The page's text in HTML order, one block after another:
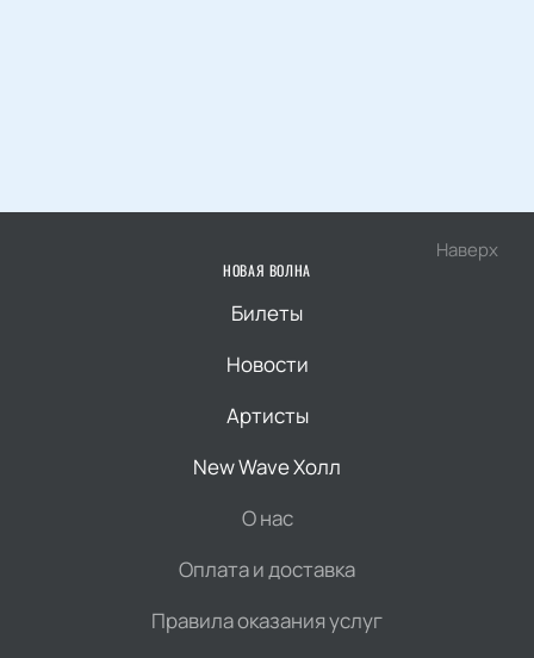
Наверх
НОВАЯ ВОЛНА
Билеты
Новости
Артисты
New Wave Холл
О нас
Оплата и доставка
Правила оказания услуг